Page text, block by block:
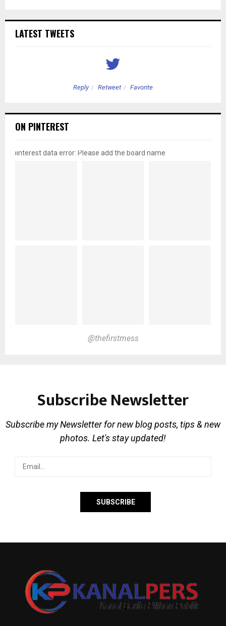
LATEST TWEETS
Reply Retweet Favorite
ON PINTEREST
pinterest data error: Please add the board name
@thefirstmess
Subscribe Newsletter
Subscribe my Newsletter for new blog posts, tips & new
photos. Let's stay updated!